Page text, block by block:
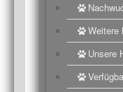
Weitere
Unsere